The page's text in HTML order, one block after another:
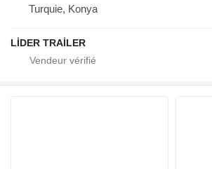
Turquie, Konya
LİDER TRAİLER